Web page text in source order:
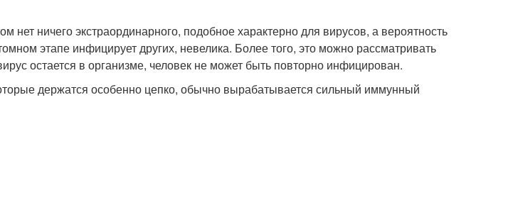
нет ничего экстраординарного, подобное характерно для вирусов, а вероятность
этапе инфицирует других, невелика. Более того, это можно рассматривать
остается в организме, человек не может быть повторно инфицирован.
держатся особенно цепко, обычно вырабатывается сильный иммунный